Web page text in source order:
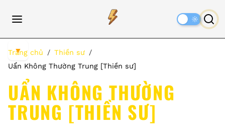
Trang chủ
Thiền sư
Uẩn Không Thường Trung [Thiền sư]
UẨN KHÔNG THƯỜNG
TRUNG [THIỀN SƯ]
▼